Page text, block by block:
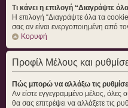
Τι κάνει η επιλογή “Διαγράψτε
Η επιλογή “Διαγράψτε όλα τα
σας αν είναι ενεργοποιημένη από
Κορυφή
Προφίλ Μέλους και
Πώς μπορώ να αλλάξω τις
Αν είστε εγγεγραμμένο μέλος, όλες
θα σας επιτρέψει να αλλάξετε τις